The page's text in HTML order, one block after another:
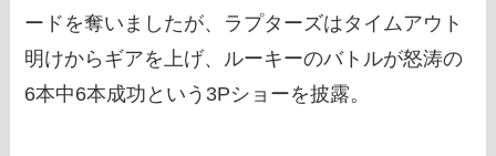
ードを奪いましたが、ラプターズはタイムアウト
明けからギアを上げ、ルーキーのバトルが怒涛の
6本中6本成功という3Pショーを披露。